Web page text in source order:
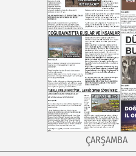
ÇARŞAMBA